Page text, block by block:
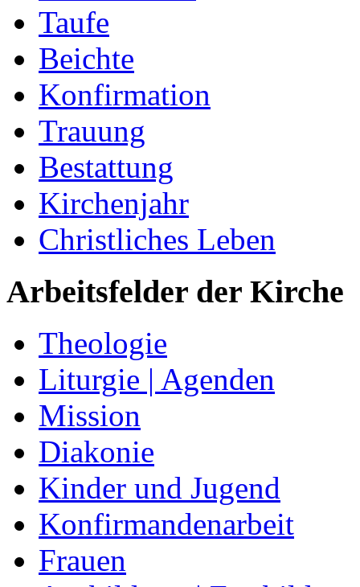
Taufe
Beichte
Konfirmation
Trauung
Bestattung
Kirchenjahr
Christliches Leben
Arbeitsfelder der Kirche
Theologie
Liturgie | Agenden
Mission
Diakonie
Kinder und Jugend
Konfirmandenarbeit
Frauen